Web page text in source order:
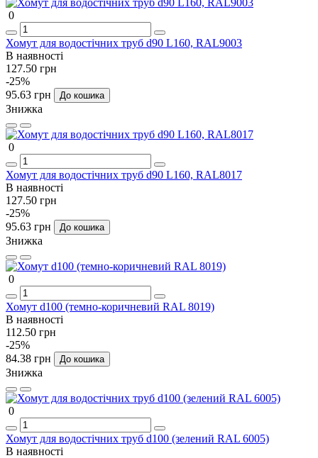
0
Хомут для водостічних труб d90 L160, RAL9003
В наявності
127.50 грн
-25%
95.63 грн
До кошика
Знижка
0
Хомут для водостічних труб d90 L160, RAL8017
В наявності
127.50 грн
-25%
95.63 грн
До кошика
Знижка
0
Хомут d100 (темно-коричневий RAL 8019)
В наявності
112.50 грн
-25%
84.38 грн
До кошика
Знижка
0
Хомут для водостічних труб d100 (зелений RAL 6005)
В наявності